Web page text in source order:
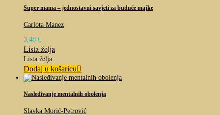
Super mama – jednostavni savjeti za buduće majke
Carlota Manez
3,48 €
Lista želja
Lista želja
Dodaj u košaricu
Nasleđivanje mentalnih obolenja
Slavka Morić-Petrović